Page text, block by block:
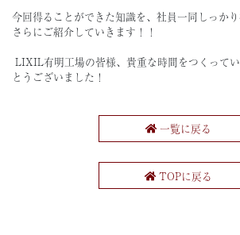
今回得ることができた知識を、社員一同しっか
さらにご紹介していきます！！
LIXIL有明工場の皆様、貴重な時間をつくって
とうございました！
一覧に戻る
TOPに戻る